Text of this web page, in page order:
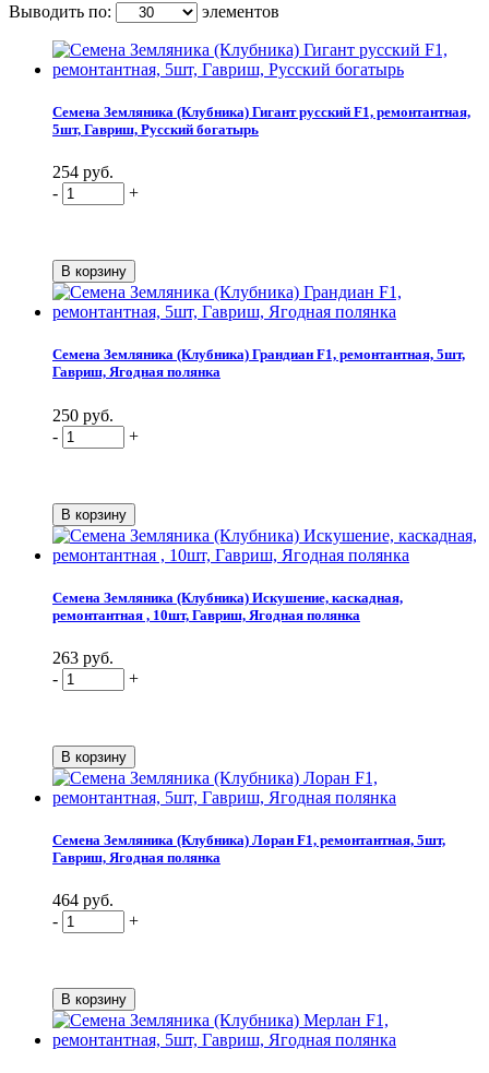
Выводить по: элементов
Семена Земляника (Клубника) Гигант русский F1, ремонтантная,
5шт, Гавриш, Русский богатырь
254 руб.
-
+
Семена Земляника (Клубника) Грандиан F1, ремонтантная, 5шт,
Гавриш, Ягодная полянка
250 руб.
-
+
Семена Земляника (Клубника) Искушение, каскадная,
ремонтантная , 10шт, Гавриш, Ягодная полянка
263 руб.
-
+
Семена Земляника (Клубника) Лоран F1, ремонтантная, 5шт,
Гавриш, Ягодная полянка
464 руб.
-
+